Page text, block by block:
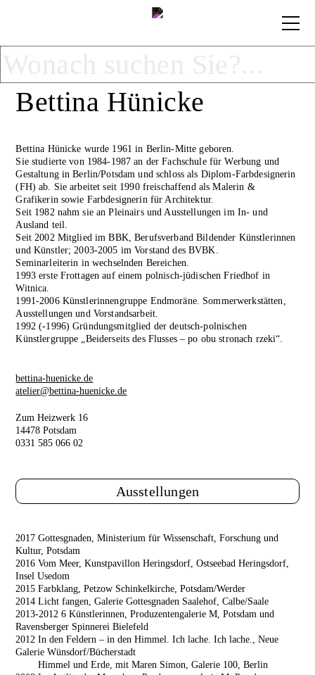
Bettina Hünicke
Bettina Hünicke wurde 1961 in Berlin-Mitte geboren.
Sie studierte von 1984-1987 an der Fachschule für Werbung und
Gestaltung in Berlin/Potsdam und schloss als Diplom-Farbdesignerin
(FH) ab. Sie arbeitet seit 1990 freischaffend als Malerin &
Grafikerin sowie Farbdesignerin für Architektur.
Seit 1982 nahm sie an Pleinairs und Ausstellungen im In- und
Ausland teil.
Seit 2002 Mitglied im BBK, Berufsverband Bildender Künstlerinnen
und Künstler; 2003-2005 im Vorstand des BVBK.
Seminarleiterin in wechselnden Bereichen.
1993 erste Frottagen auf einem polnisch-jüdischen Friedhof in
Witnica.
1991-2006 Künstlerinnengruppe Endmoräne. Sommerwerkstätten,
Ausstellungen und Vorstandsarbeit.
1992 (-1996) Gründungsmitglied der deutsch-polnischen
Künstlergruppe „Beiderseits des Flusses – po obu stronach rzeki“.
bettina-huenicke.de
atelier@bettina-huenicke.de
Zum Heizwerk 16
14478 Potsdam
0331 585 066 02
Ausstellungen
2017 Gottesgnaden, Ministerium für Wissenschaft, Forschung und
Kultur, Potsdam
2016 Vom Meer, Kunstpavillon Heringsdorf, Ostseebad Heringsdorf,
Insel Usedom
2015 Farbklang, Petzow Schinkelkirche, Potsdam/Werder
2014 Licht fangen, Galerie Gottesgnaden Saalehof, Calbe/Saale
2013-2012 6 Künstlerinnen, Produzentengalerie M, Potsdam und
Ravensberger Spinnerei Bielefeld
2012 In den Feldern – in den Himmel. Ich lache. Ich lache., Neue
Galerie Wünsdorf/Bücherstadt
Himmel und Erde, mit Maren Simon, Galerie 100, Berlin